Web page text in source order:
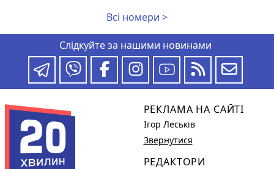
Всі номери >
Слідкуйте за нашими новинами
РЕКЛАМА НА САЙТІ
Ігор Леськів
Звернутися
РЕДАКТОРИ